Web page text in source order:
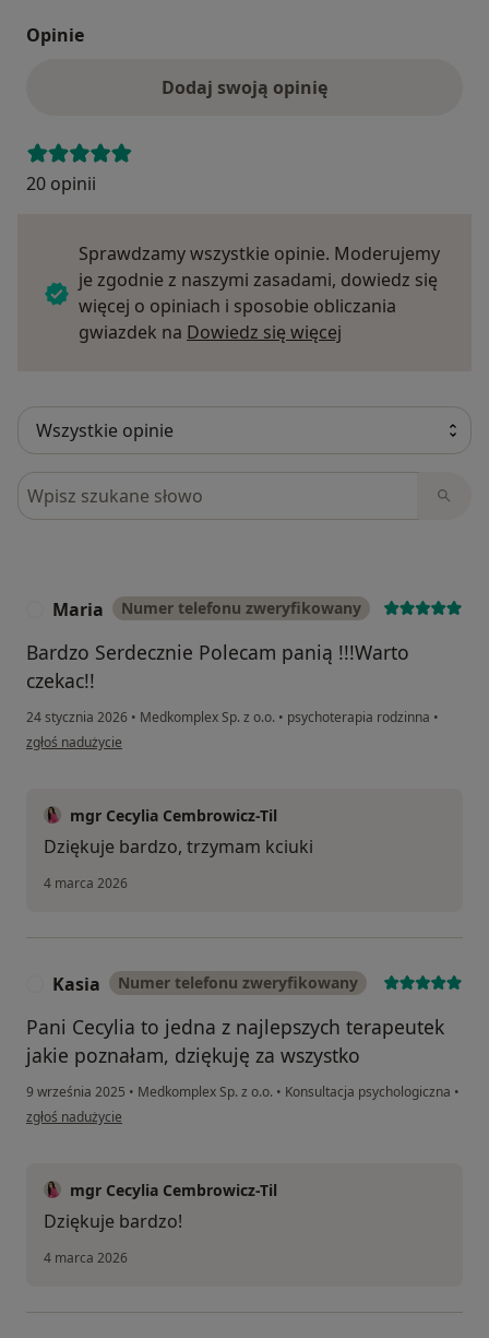
Opinie
Dodaj swoją opinię
20 opinii
Sprawdzamy wszystkie opinie. Moderujemy
je zgodnie z naszymi zasadami, dowiedz się
więcej o opiniach i sposobie obliczania
gwiazdek na Dowiedz się więcej
Szukaj w opiniach
Maria Numer telefonu zweryfikowany
Bardzo Serdecznie Polecam panią !!!Warto
czekac!!
24 stycznia 2026 • Medkomplex Sp. z o.o. • psychoterapia rodzinna •
w opinii użytkownika Maria
zgłoś nadużycie
mgr Cecylia Cembrowicz-Til
Dziękuje bardzo, trzymam kciuki
4 marca 2026
Kasia Numer telefonu zweryfikowany
Pani Cecylia to jedna z najlepszych terapeutek
jakie poznałam, dziękuję za wszystko
9 września 2025 • Medkomplex Sp. z o.o. • Konsultacja psychologiczna •
w opinii użytkownika Kasia
zgłoś nadużycie
mgr Cecylia Cembrowicz-Til
Dziękuje bardzo!
4 marca 2026